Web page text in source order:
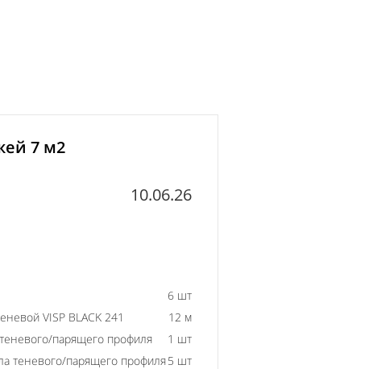
7 м2
10.06.26
6 шт
VISP BLACK 241
12 м
парящего профиля
1 шт
теневого/парящего профиля5 шт